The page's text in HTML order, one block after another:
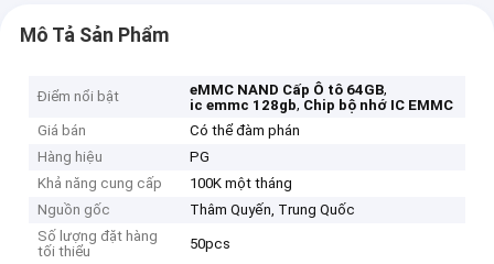
Mô Tả Sản Phẩm
Điểm nổi bật eMMC NAND Cấp Ô tô 64GB,
ic emmc 128gb, Chip bộ nhớ IC EMMC
Giá bán
Có thể đàm phán
Hàng hiệu
PG
Khả năng cung cấp
100K một tháng
Nguồn gốc
Thâm Quyến, Trung Quốc
Số lượng đặt hàng
tối thiểu
50pcs